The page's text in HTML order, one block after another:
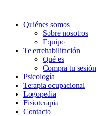
Quiénes somos
Sobre nosotros
Equipo
Telerrehabilitación
Qué es
Compra tu sesión
Psicología
Terapia ocupacional
Logopedia
Fisioterapia
Contacto